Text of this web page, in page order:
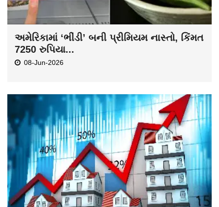
અમેરિકામાં ‘ભીંડી’ બની પ્રીમિયમ નાસ્તો, કિંમત
7250 રુપિયા...
08-Jun-2026